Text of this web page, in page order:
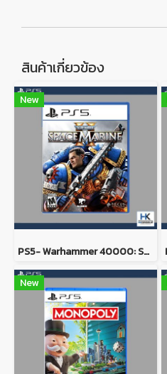
สินค้าเกี่ยวข้อง
New
PS5- Warhammer 40000: Space Marine 2
New